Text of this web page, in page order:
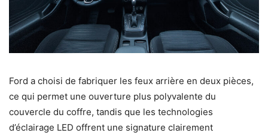
Ford a choisi de fabriquer les feux arrière en deux pièces,
ce qui permet une ouverture plus polyvalente du
couvercle du coffre, tandis que les technologies
d’éclairage LED offrent une signature clairement